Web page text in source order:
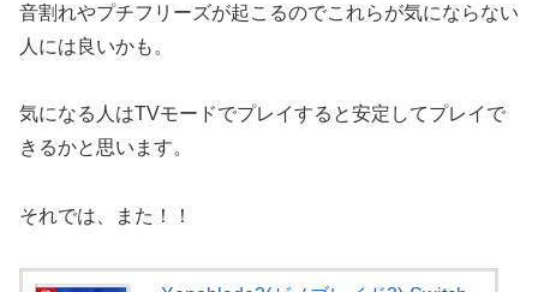
音割れやプチフリーズが起こるのでこれらが気にならない
人には良いかも。
気になる人はTVモードでプレイすると安定してプレイで
きるかと思います。
それでは、また！！